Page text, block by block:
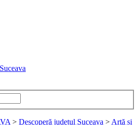
> Descoperă județul Suceava >Artă și